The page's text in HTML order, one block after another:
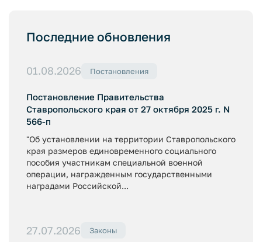
Последние обновления
01.08.2026 Постановления
Постановление Правительства
Ставропольского края от 27 октября 2025 г. N
566-п
"Об установлении на территории Ставропольского
края размеров единовременного социального
пособия участникам специальной военной
операции, награжденным государственными
наградами Российской...
27.07.2026 Законы